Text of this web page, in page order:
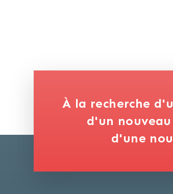
À la recherche
d'un
d'une